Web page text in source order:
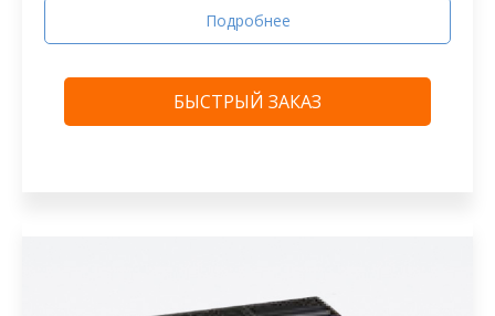
Подробнее
БЫСТРЫЙ ЗАКАЗ